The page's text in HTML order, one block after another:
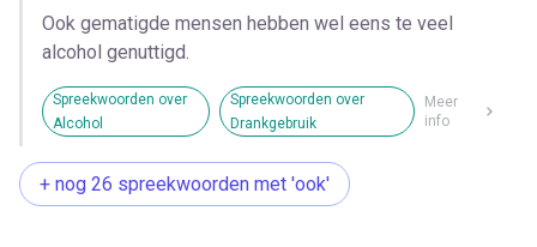
Ook gematigde mensen hebben wel eens te veel
alcohol genuttigd.
Spreekwoorden over
Alcohol
Spreekwoorden over
Drankgebruik
Meer
info
+ nog 26 spreekwoorden met 'ook'